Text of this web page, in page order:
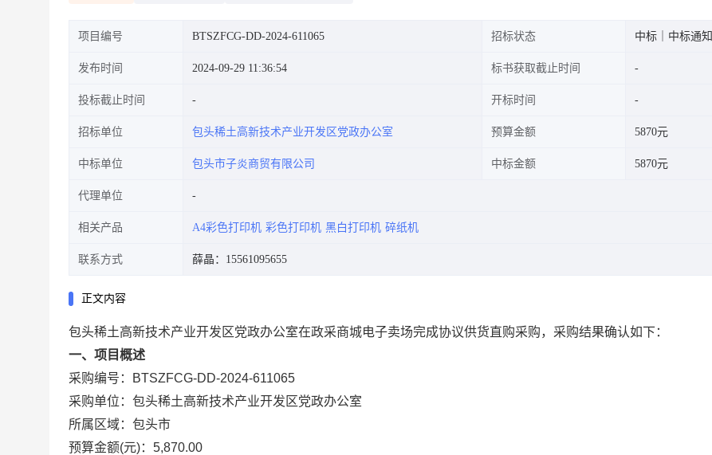
项目编号 BTSZFCG-DD-2024-611065 招标状态 中标｜中标通知
发布时间 2024-09-29 11:36:54 标书获取截止时间
投标截止时间 开标时间
招标单位 包头稀土高新技术产业开发区党政办公室 预算金额 5870元
中标单位 包头市子炎商贸有限公司 中标金额 5870元
代理单位
相关产品 A4彩色打印机 彩色打印机 黑白打印机 碎纸机
联系方式 薛晶：15561095655
正文内容
包头稀土高新技术产业开发区党政办公室在政采商城电子卖场完成协议供货直购采购，采购结果确认如下：
一、项目概述
采购编号：BTSZFCG-DD-2024-611065
采购单位：包头稀土高新技术产业开发区党政办公室
所属区域：包头市
预算金额(元)：5,870.00